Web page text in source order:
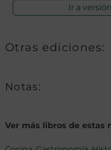
Ir a
Otras ediciones:
Notas:
Ver más libros de estas